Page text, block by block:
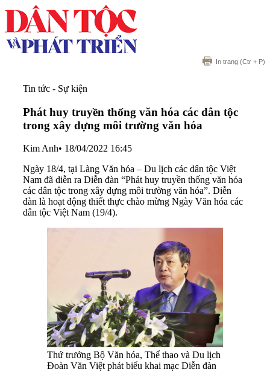
In trang (Ctr + P)
Tin tức - Sự kiện
Phát huy truyền thống văn hóa các dân tộc
trong xây dựng môi trường văn hóa
Kim Anh• 18/04/2022 16:45
Ngày 18/4, tại Làng Văn hóa – Du lịch các dân tộc Việt
Nam đã diễn ra Diễn đàn “Phát huy truyền thống văn hóa
các dân tộc trong xây dựng môi trường văn hóa”. Diễn
đàn là hoạt động thiết thực chào mừng Ngày Văn hóa các
dân tộc Việt Nam (19/4).
Thứ trưởng Bộ Văn hóa, Thể thao và Du lịch
Đoàn Văn Việt phát biểu khai mạc Diễn đàn